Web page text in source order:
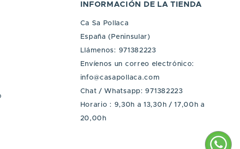
INFORMACIÓN DE LA TIENDA
Ca Sa Pollaca
España (Peninsular)
Llámenos: 971382223
Envíenos un correo electrónico:
info@casapollaca.com
Chat / Whatsapp:971382223
Horario : 9,30h a 13,30h / 17,00h a
20,00h